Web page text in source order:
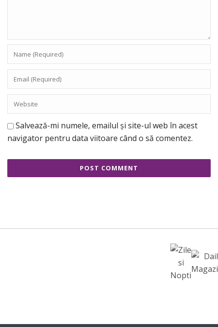
Salvează-mi numele, emailul și site-ul web în acest
navigator pentru data viitoare când o să comentez.